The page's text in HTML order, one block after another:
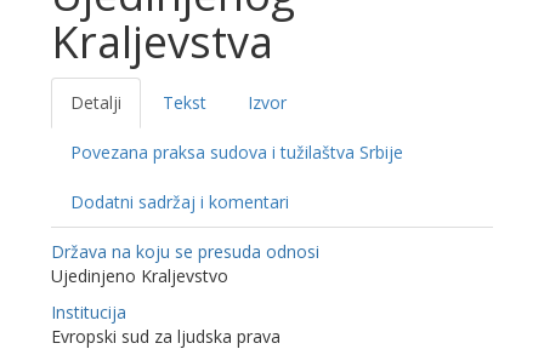
Kraljevstva
Detalji Tekst Izvor
Povezana praksa sudova i tužilaštva Srbije
Dodatni sadržaj i komentari
Država na koju se presuda odnosi
Ujedinjeno Kraljevstvo
Institucija
Evropski sud za ljudska prava